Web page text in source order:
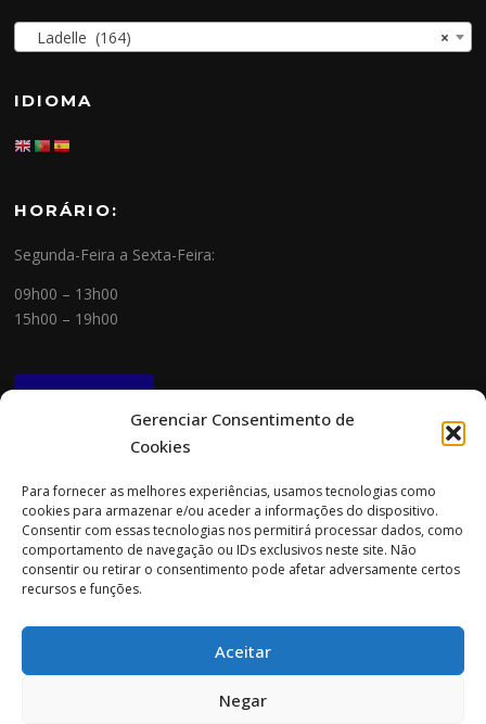
Gerenciar Consentimento de
Cookies
Para fornecer as melhores experiências, usamos tecnologias como
cookies para armazenar e/ou aceder a informações do dispositivo.
Consentir com essas tecnologias nos permitirá processar dados, como
comportamento de navegação ou IDs exclusivos neste site. Não
consentir ou retirar o consentimento pode afetar adversamente certos
recursos e funções.
Aceitar
Negar
×
Ladelle (164)
IDIOMA
HORÁRIO:
Segunda-Feira a Sexta-Feira:
09h00 – 13h00
15h00 – 19h00
NEWSLETTER
Morada:
Rua Cidade do Porto 151
4705-085 Braga
Tlm: 919 782 600 (chamada para a rede móvel nacional)